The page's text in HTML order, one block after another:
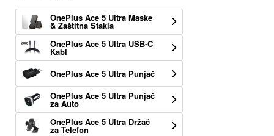
OnePlus Ace 5 Ultra Maske
& Zaštitna Stakla
OnePlus Ace 5 Ultra USB-C
Kabl
OnePlus Ace 5 Ultra Punjač
OnePlus Ace 5 Ultra Punjač
za Auto
OnePlus Ace 5 Ultra Držač
za Telefon